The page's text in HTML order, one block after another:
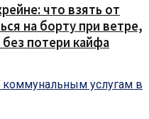
что взять от
на борту при ветре,
потери кайфа